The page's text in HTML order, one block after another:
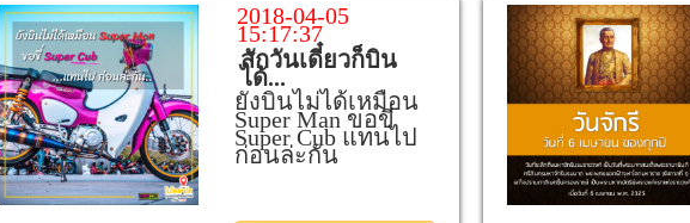
2018-04-05
15:17:37
สักวันเดี๋ยวก็บิน
ได้...
ยังบินไม่ได้เหมือน
Super Man ขอขี่
Super Cub แทนไป
ก่อนล่ะกัน